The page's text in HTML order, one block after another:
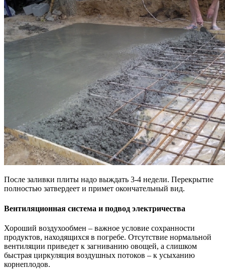
После заливки плиты надо выждать 3-4 недели. Перекрытие
полностью затвердеет и примет окончательный вид.
Вентиляционная система и подвод электричества
Хороший воздухообмен – важное условие сохранности
продуктов, находящихся в погребе. Отсутствие нормальной
вентиляции приведет к загниванию овощей, а слишком
быстрая циркуляция воздушных потоков – к усыханию
корнеплодов.